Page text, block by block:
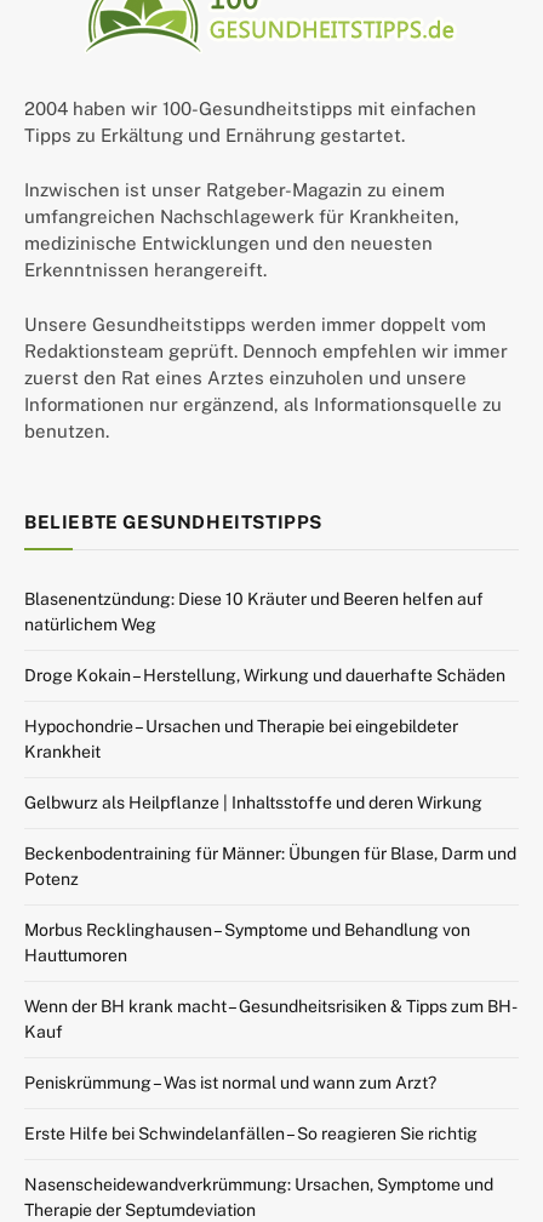
2004 haben wir 100-Gesundheitstipps mit einfachen
Tipps zu Erkältung und Ernährung gestartet.
Inzwischen ist unser Ratgeber-Magazin zu einem
umfangreichen Nachschlagewerk für Krankheiten,
medizinische Entwicklungen und den neuesten
Erkenntnissen herangereift.
Unsere Gesundheitstipps werden immer doppelt vom
Redaktionsteam geprüft. Dennoch empfehlen wir immer
zuerst den Rat eines Arztes einzuholen und unsere
Informationen nur ergänzend, als Informationsquelle zu
benutzen.
BELIEBTE GESUNDHEITSTIPPS
Blasenentzündung: Diese 10 Kräuter und Beeren helfen auf
natürlichem Weg
Droge Kokain – Herstellung, Wirkung und dauerhafte Schäden
Hypochondrie – Ursachen und Therapie bei eingebildeter
Krankheit
Gelbwurz als Heilpflanze | Inhaltsstoffe und deren Wirkung
Beckenbodentraining für Männer: Übungen für Blase, Darm und
Potenz
Morbus Recklinghausen – Symptome und Behandlung von
Hauttumoren
Wenn der BH krank macht – Gesundheitsrisiken & Tipps zum BH-
Kauf
Peniskrümmung – Was ist normal und wann zum Arzt?
Erste Hilfe bei Schwindelanfällen – So reagieren Sie richtig
Nasenscheidewandverkrümmung: Ursachen, Symptome und
Therapie der Septumdeviation